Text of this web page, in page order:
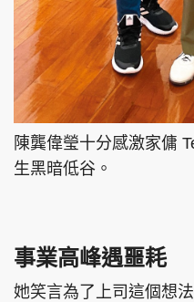
陳龔偉瑩十分感激家傭
生黑暗低谷。
事業高峰遇噩耗
她笑言為了上司這個想